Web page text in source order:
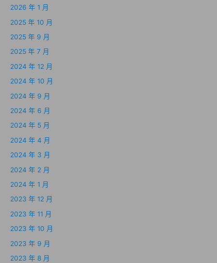
2026 年 1 月
2025 年 10 月
2025 年 9 月
2025 年 7 月
2024 年 12 月
2024 年 10 月
2024 年 9 月
2024 年 6 月
2024 年 5 月
2024 年 4 月
2024 年 3 月
2024 年 2 月
2024 年 1 月
2023 年 12 月
2023 年 11 月
2023 年 10 月
2023 年 9 月
2023 年 8 月